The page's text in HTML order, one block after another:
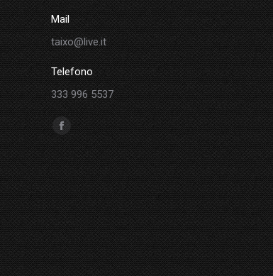
Mail
taixo@live.it
Telefono
333 996 5537
Ci puoi trovare su:
Facebook
page
opens
in
new
window